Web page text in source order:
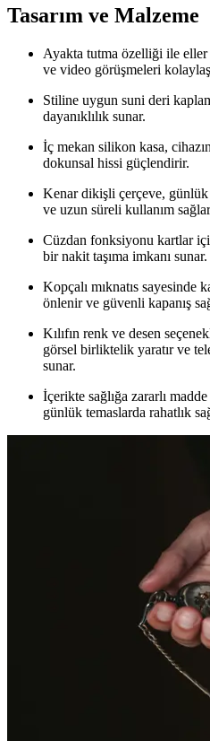
Tasarım ve Malzeme
Ayakta tutma özelliği ile
ve video görüşmeleri
Stiline uygun suni deri
dayanıklılık sunar.
İç mekan silikon kasa,
dokunsal hissi güçlendirir.
Kenar dikişli çerçeve, günlük
ve uzun süreli kullanım
Cüzdan fonksiyonu kartlar
bir nakit taşıma imkanı sunar.
Kopçalı mıknatıs sayesinde
önlenir ve güvenli kapanış
Kılıfın renk ve desen
görsel birliktelik yaratır ve
sunar.
İçerikte sağlığa zararlı
günlük temaslarda rahatlık